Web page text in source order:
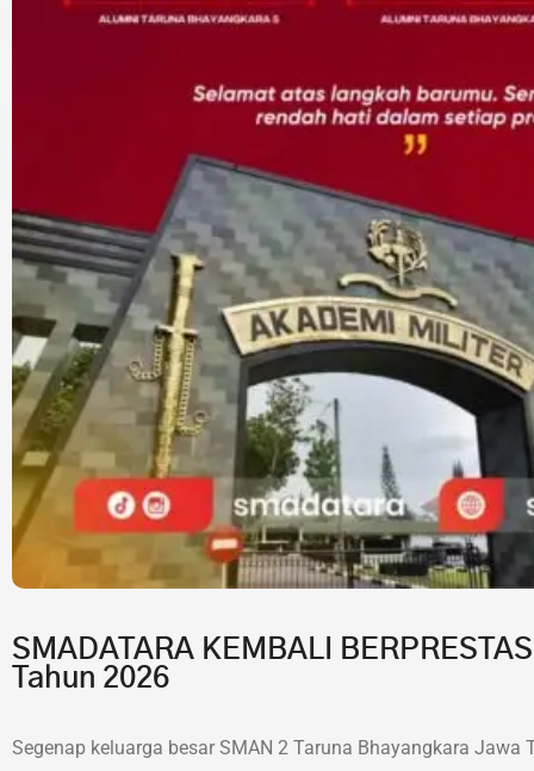
SMADATARA KEMBALI
Tahun 2026
Segenap keluarga besar SMAN 2 Taruna Bhayangkara Jawa